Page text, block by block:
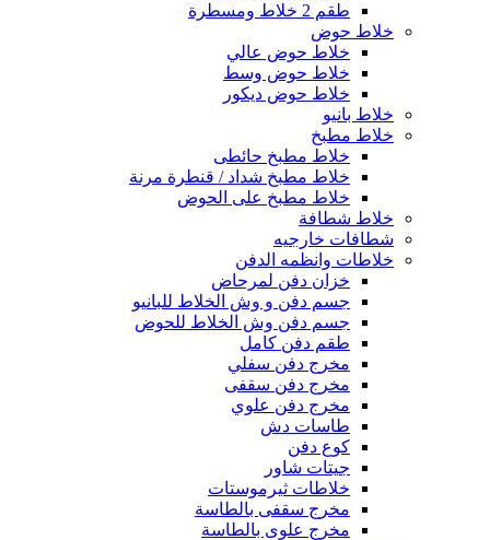
طقم 2 خلاط ومسطرة
خلاط حوض
خلاط حوض عالي
خلاط حوض وسط
خلاط حوض ديكور
خلاط بانيو
خلاط مطبخ
خلاط مطبخ حائطى
خلاط مطبخ شداد / قنطرة مرنة
خلاط مطبخ على الحوض
خلاط شطافة
شطافات خارجيه
خلاطات وانظمه الدفن
خزان دفن لمرحاض
جسم دفن و وش الخلاط للبانيو
جسم دفن وش الخلاط للحوض
طقم دفن كامل
مخرج دفن سفلي
مخرج دفن سقفى
مخرج دفن علوي
طاسات دش
كوع دفن
جيتات شاور
خلاطات ثيرموستات
مخرج سقفى بالطاسة
مخرج علوى بالطاسة